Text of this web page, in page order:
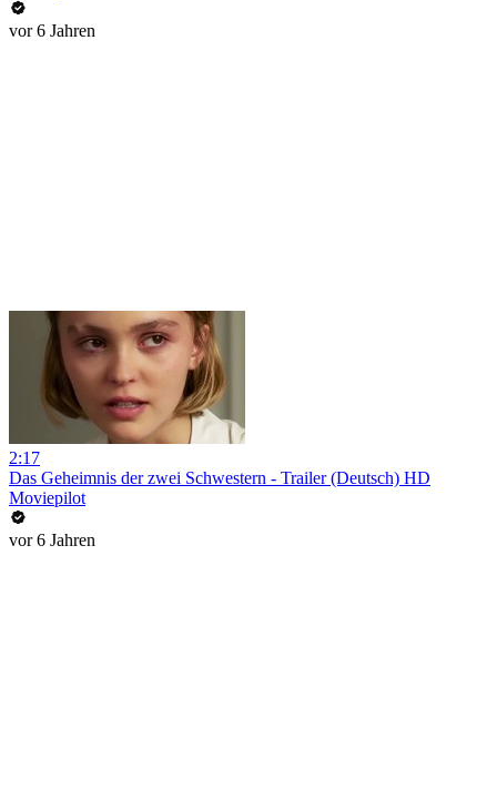
vor 6 Jahren
2:17
Das Geheimnis der zwei Schwestern - Trailer (Deutsch) HD
Moviepilot
vor 6 Jahren